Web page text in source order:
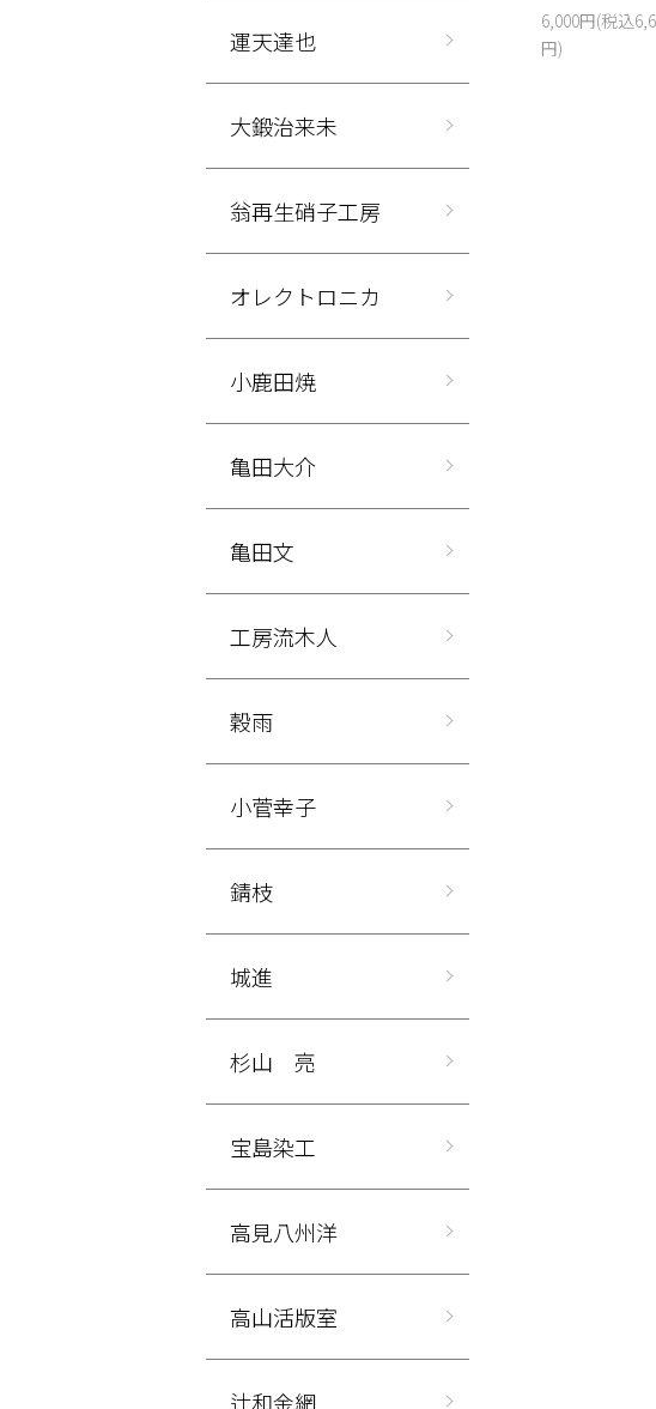
6,000円(税込
円)
運天達也
大鍛治来未
翁再生硝子工房
オレクトロニカ
小鹿田焼
亀田大介
亀田文
工房流木人
穀雨
小菅幸子
錆枝
城進
杉山 亮
宝島染工
高見八州洋
高山活版室
辻和金網